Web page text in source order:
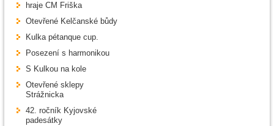
hraje CM Friška
Otevřené Kelčanské bůdy
Kulka pétanque cup.
Posezení s harmonikou
S Kulkou na kole
Otevřené sklepy
Strážnicka
42. ročník Kyjovské
padesátky